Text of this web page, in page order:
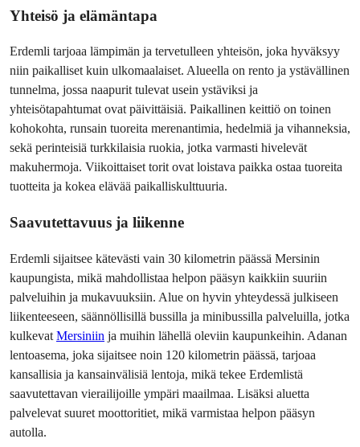
Yhteisö ja elämäntapa
Erdemli tarjoaa lämpimän ja tervetulleen yhteisön, joka hyväksyy
niin paikalliset kuin ulkomaalaiset. Alueella on rento ja ystävällinen
tunnelma, jossa naapurit tulevat usein ystäviksi ja
yhteisötapahtumat ovat päivittäisiä. Paikallinen keittiö on toinen
kohokohta, runsain tuoreita merenantimia, hedelmiä ja vihanneksia,
sekä perinteisiä turkkilaisia ruokia, jotka varmasti hivelevät
makuhermoja. Viikoittaiset torit ovat loistava paikka ostaa tuoreita
tuotteita ja kokea elävää paikalliskulttuuria.
Saavutettavuus ja liikenne
Erdemli sijaitsee kätevästi vain 30 kilometrin päässä Mersinin
kaupungista, mikä mahdollistaa helpon pääsyn kaikkiin suuriin
palveluihin ja mukavuuksiin. Alue on hyvin yhteydessä julkiseen
liikenteeseen, säännöllisillä bussilla ja minibussilla palveluilla, jotka
kulkevat Mersiniin ja muihin lähellä oleviin kaupunkeihin. Adanan
lentoasema, joka sijaitsee noin 120 kilometrin päässä, tarjoaa
kansallisia ja kansainvälisiä lentoja, mikä tekee Erdemlistä
saavutettavan vierailijoille ympäri maailmaa. Lisäksi aluetta
palvelevat suuret moottoritiet, mikä varmistaa helpon pääsyn
autolla.